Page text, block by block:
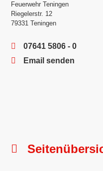
Feuerwehr Teningen
Riegelerstr. 12
79331 Teningen
07641 5806 - 0
Email senden